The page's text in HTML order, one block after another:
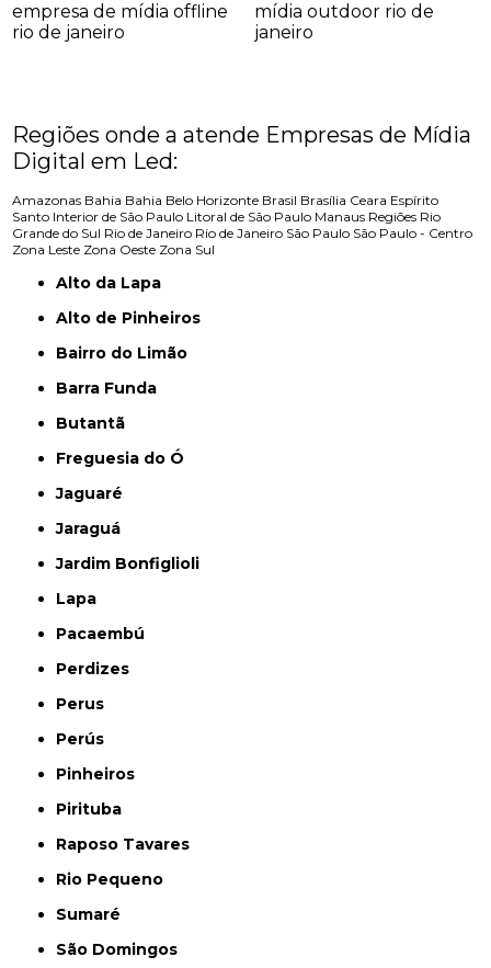
empresa de mídia offline
rio de janeiro
mídia outdoor rio de
janeiro
Regiões onde a atende Empresas de Mídia
Digital em Led:
Amazonas Bahia Bahia Belo Horizonte Brasil Brasília Ceara Espírito
Santo Interior de São Paulo Litoral de São Paulo Manaus Regiões Rio
Grande do Sul Rio de Janeiro Rio de Janeiro São Paulo São Paulo - Centro
Zona Leste Zona Oeste Zona Sul
Alto da Lapa
Alto de Pinheiros
Bairro do Limão
Barra Funda
Butantã
Freguesia do Ó
Jaguaré
Jaraguá
Jardim Bonfiglioli
Lapa
Pacaembú
Perdizes
Perus
Perús
Pinheiros
Pirituba
Raposo Tavares
Rio Pequeno
Sumaré
São Domingos